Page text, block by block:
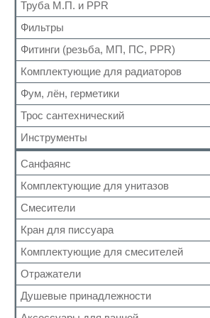
Кран шаровый для газа
Запчасти для кранов
Вода сильфон
Вода гигант
к смесителю
к смесителю сильфон
Медь
Шланги для стиральных и посудомоечных
машин
Сальники
Манжеты для канализационных труб
Наборы
Выпуск
Донный клапан
Колено
Сифон
Обвязка для ванн
Трапы
Трубка
Гофра для сифона
Труба М.П. и PPR
Металлопластиковая
Полипропиленовая
Фильтры
Для обратного клапана
Косой
Прямой
Самопромывной
Другие
Фитинги (резьба, МП, ПС, PPR)
Резьбовые
Для МП труб
Для PPR труб
Для полотенцесушителей
Комплектующие для радиаторов
Наборы
Комплектующие
Краны Маевского
Кронштейны
Фум, лён, герметики
ФУМ
Нить
Лён
Паста, Герметик, Клей
Трос сантехнический
Инструменты
Санфаянс
Унитазы
Биде
Раковины
Комплектующие для унитазов
Арматура бачка (комплект)
Сливная колонка
Кран для писсуара
Клапан бачка унитаза
Фановые трубы и манжеты
Крепеж
Система инсталяции
Смесители
Кран монокомандный
Гигиенические комплекты
Кран с таймером
Термостатические
Смеситель сенсорный
Кран для писсуара
Комплектующие для смесителей
Аэратор
Гусак (излив)
Дивертор
Отражатели
Душевые принадлежности